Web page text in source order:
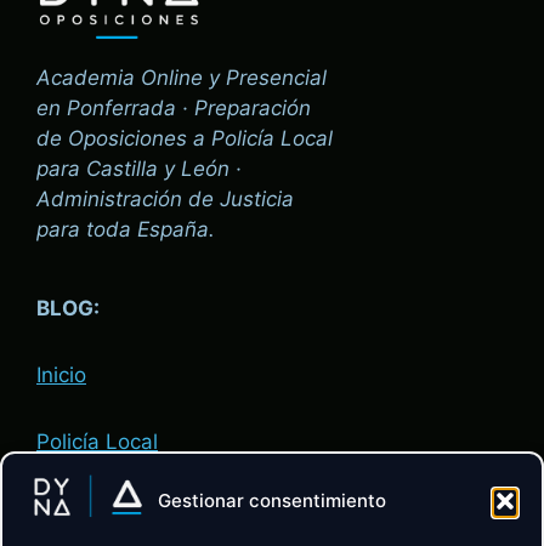
Gestionar consentimiento
Academia Online y Presencial
en Ponferrada · Preparación
de Oposiciones a Policía Local
para Castilla y León ·
Administración de Justicia
para toda España.
BLOG:
Inicio
Policía Local
Administración de Justicia